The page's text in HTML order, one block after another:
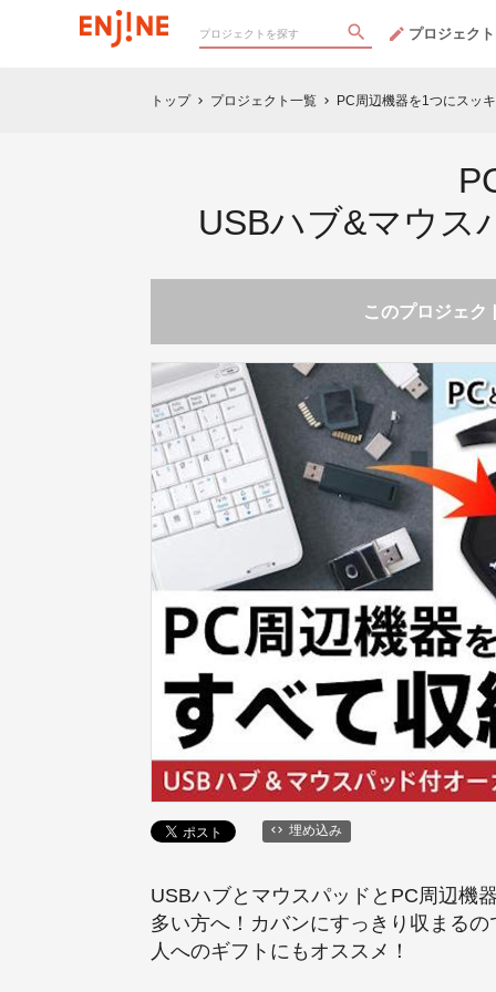
プロジェク
トップ chevron_right プロジェクト一覧 chevron_right PC周辺機器を1つにスッ
USBハブ&マウス
このプロジェク
埋め込み
USBハブとマウスパッドとPC周辺機
多い方へ！カバンにすっきり収まる
人へのギフトにもオススメ！